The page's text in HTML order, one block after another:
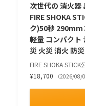
次世代の 消火器
FIRE SHOKA
ク)50秒
軽量 コンパクト
災 火災 消火 防
FIRE SHOKA STICK
¥18,700
（2026/08/